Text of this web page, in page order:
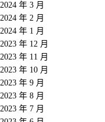
2024 年 3 月
2024 年 2 月
2024 年 1 月
2023 年 12 月
2023 年 11 月
2023 年 10 月
2023 年 9 月
2023 年 8 月
2023 年 7 月